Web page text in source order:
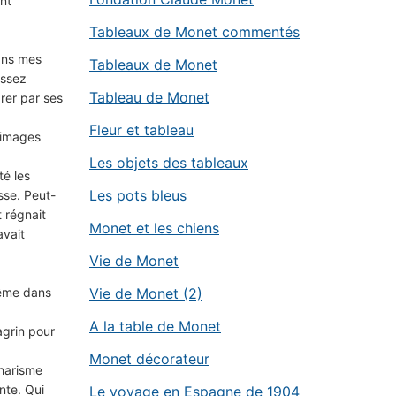
mes
par ses
les
Peut-
régnait
dans
pour
Qui
Tableaux de Monet commentés
Tableaux de Monet
Tableau de Monet
Fleur et tableau
Les objets des tableaux
Les pots bleus
Monet et les chiens
Vie de Monet
Vie de Monet (2)
A la table de Monet
Monet décorateur
Le voyage en Espagne de 1904